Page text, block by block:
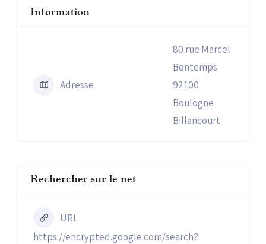
Information
Adresse
80 rue Marcel
Bontemps
92100
Boulogne
Billancourt
Rechercher sur le net
URL
https://encrypted.google.com/search?